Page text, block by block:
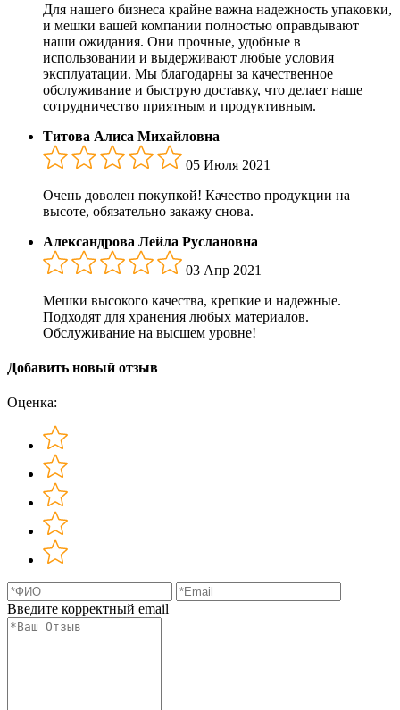
Для нашего бизнеса крайне важна надежность упаковки,
и мешки вашей компании полностью оправдывают
наши ожидания. Они прочные, удобные в
использовании и выдерживают любые условия
эксплуатации. Мы благодарны за качественное
обслуживание и быструю доставку, что делает наше
сотрудничество приятным и продуктивным.
Титова Алиса Михайловна
05 Июля 2021
Очень доволен покупкой! Качество продукции на
высоте, обязательно закажу снова.
Александрова Лейла Руслановна
03 Апр 2021
Мешки высокого качества, крепкие и надежные.
Подходят для хранения любых материалов.
Обслуживание на высшем уровне!
Добавить новый отзыв
Оценка:
Введите корректный email